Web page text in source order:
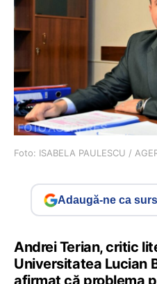
Foto: ISABELA PAULESCU /
Adaugă-ne ca
Andrei Terian, critic
Universitatea Lucian
afirmat că problema